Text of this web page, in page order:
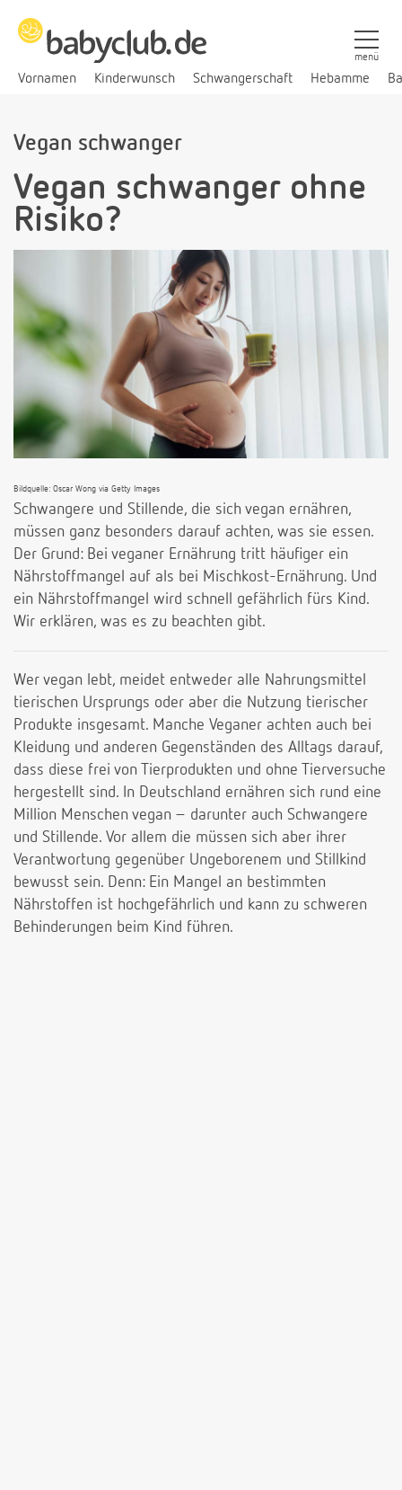
Vornamen Kinderwunsch Schwangerschaft Hebamme
menü
Vegan schwanger
Vegan schwanger ohne
Risiko?
Bildquelle: Oscar Wong via Getty Images
Schwangere und Stillende, die sich vegan ernähren,
müssen ganz besonders darauf achten, was sie essen.
Der Grund: Bei veganer Ernährung tritt häufiger ein
Nährstoffmangel auf als bei Mischkost-Ernährung. Und
ein Nährstoffmangel wird schnell gefährlich fürs Kind.
Wir erklären, was es zu beachten gibt.
Wer vegan lebt, meidet entweder alle Nahrungsmittel
tierischen Ursprungs oder aber die Nutzung tierischer
Produkte insgesamt. Manche Veganer achten auch bei
Kleidung und anderen Gegenständen des Alltags darauf,
dass diese frei von Tierprodukten und ohne Tierversuche
hergestellt sind. In Deutschland ernähren sich rund eine
Million Menschen vegan – darunter auch Schwangere
und Stillende. Vor allem die müssen sich aber ihrer
Verantwortung gegenüber Ungeborenem und Stillkind
bewusst sein. Denn: Ein Mangel an bestimmten
Nährstoffen ist hochgefährlich und kann zu schweren
Behinderungen beim Kind führen.